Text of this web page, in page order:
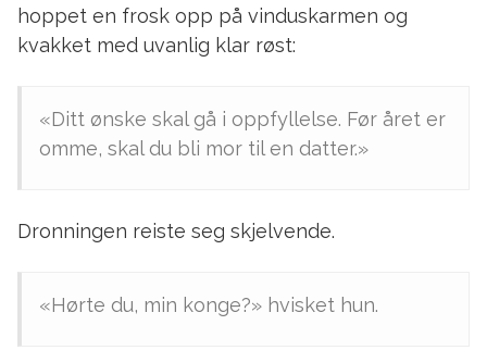
hoppet en frosk opp på vinduskarmen og
kvakket med uvanlig klar røst:
«Ditt ønske skal gå i oppfyllelse. Før året er
omme, skal du bli mor til en datter.»
Dronningen reiste seg skjelvende.
«Hørte du, min konge?» hvisket hun.